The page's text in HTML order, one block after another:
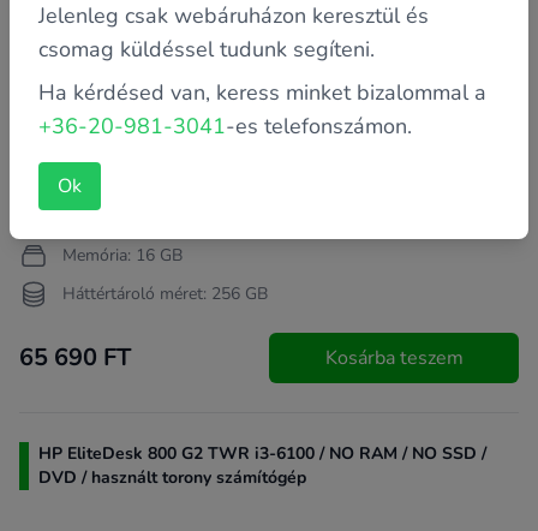
Garancia: 2 év saját
Processzor: Intel Core i7-6700K 4 GHz (4 magos)
Memória: 16 GB
Háttértároló méret: 256 GB
65 690 FT Kosárba teszem
HP EliteDesk 800 G2 TWR i3-6100 / NO RAM / NO SSD /
DVD / használt torony számítógép
Jelenleg csak webáruházon keresztül és
csomag küldéssel tudunk segíteni.
Ha kérdésed van, keress minket bizalommal a
+36-20-981-3041-es telefonszámon.
Ok